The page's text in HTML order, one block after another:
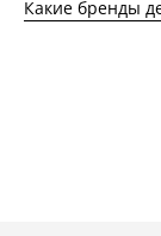
Какие бренды